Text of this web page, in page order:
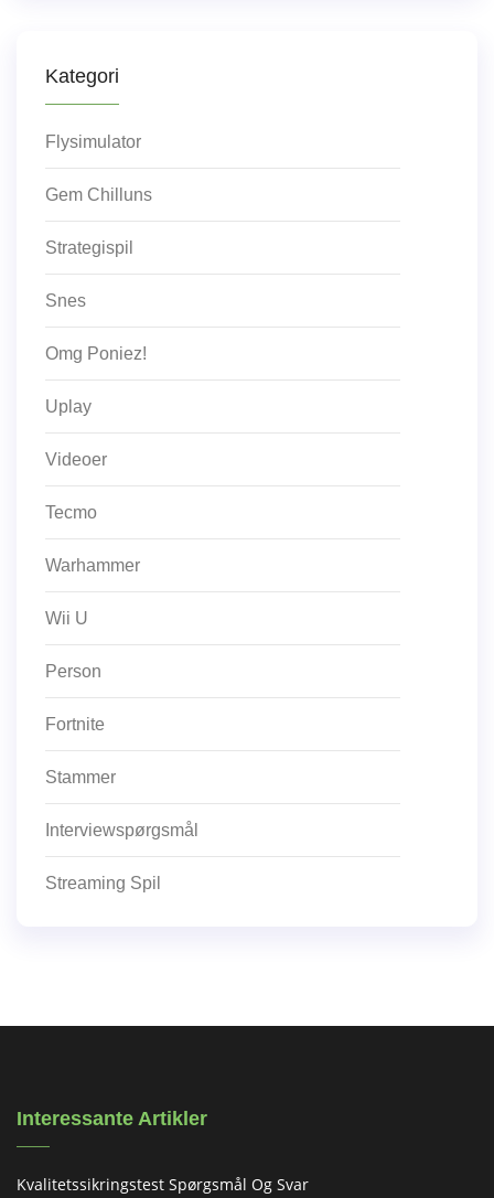
Kategori
Flysimulator
Gem Chilluns
Strategispil
Snes
Omg Poniez!
Uplay
Videoer
Tecmo
Warhammer
Wii U
Person
Fortnite
Stammer
Interviewspørgsmål
Streaming Spil
Interessante Artikler
Kvalitetssikringstest Spørgsmål Og Svar